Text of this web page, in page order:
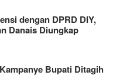
dengan DPRD DIY,
Danais Diungkap
Bupati Ditagih